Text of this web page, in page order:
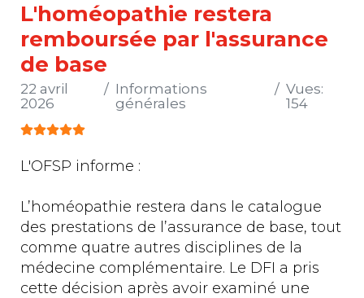
L'homéopathie restera
remboursée par l'assurance
de base
Informations
générales
22 avril
2026
Vues:
154
Vote utilisateur:
L'OFSP informe :
L’homéopathie restera dans le catalogue
des prestations de l’assurance de base, tout
comme quatre autres disciplines de la
médecine complémentaire. Le DFI a pris
cette décision après avoir examiné une